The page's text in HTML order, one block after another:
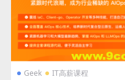
Geek IT高薪课程